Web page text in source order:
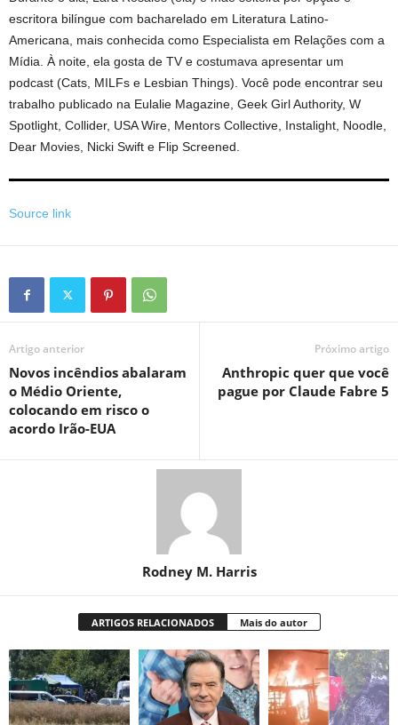
escritora bilíngue com bacharelado em Literatura Latino-
Americana, mais conhecida como Especialista em Relações com a
Mídia. À noite, ela gosta de TV e costumava apresentar um
podcast (Cats, MILFs e Lesbian Things). Você pode encontrar seu
trabalho publicado na Eulalie Magazine, Geek Girl Authority, W
Spotlight, Collider, USA Wire, Mentors Collective, Instalight, Noodle,
Dear Movies, Nicki Swift e Flip Screened.
Source link
Artigo anterior
Novos incêndios abalaram
o Médio Oriente,
colocando em risco o
acordo Irão-EUA
Próximo artigo
Anthropic quer que você
pague por Claude Fabre 5
Rodney M. Harris
ARTIGOS RELACIONADOS Mais do autor